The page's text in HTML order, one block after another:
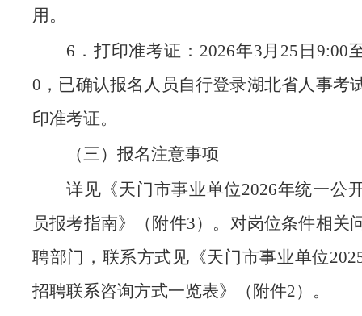
用。
6．打印准考证：2026年3月25日9:00
0，已确认报名人员自行登录湖北省人事考
印准考证。
（三）报名注意事项
详见《天门市事业单位2026年统一公
员报考指南》（附件3）。对岗位条件相关
聘部门，联系方式见《天门市事业单位
招聘联系咨询方式一览表》（附件2）。